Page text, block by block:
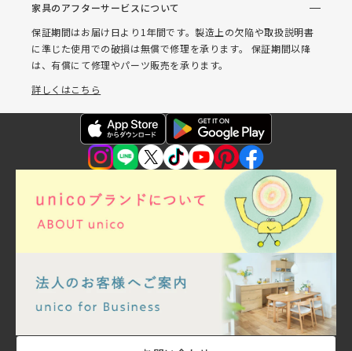
家具のアフターサービスについて
保証期間はお届け日より1年間です。製造上の欠陥や取扱説明書
に準じた使用での破損は無償で修理を承ります。 保証期間以降
は、有償にて修理やパーツ販売を承ります。
詳しくはこちら